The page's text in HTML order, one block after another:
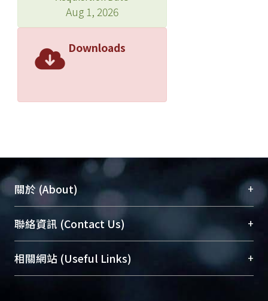
Aug 1, 2026
Downloads
關於 (About) +
臺大位居世界頂尖大學之列，為永久珍藏及向國際
展現本校豐碩的研究成果及學術能量，圖書館整合
機構典藏（NTUR）與學術庫（AH）不同功能平
台，成為臺大學術典藏NTU scholars。期能整合研
聯絡資訊 (Contact Us) +
總館學科館員(Main Library)
醫學圖書館學科館員(Medical Library)
相關網站 (Useful Links) +